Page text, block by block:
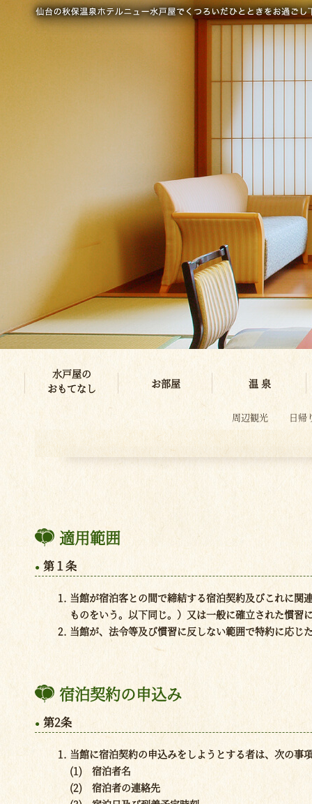
水戸屋の
おもてなし
お部屋 温 泉
周辺観光 日帰
適用範囲
第１条
当館が宿泊客との間で締結する宿泊契約及びこれに
ものをいう。以下同じ。）又は一般に確立された慣習
当館が、法令等及び慣習に反しない範囲で特約に応じ
宿泊契約の申込み
第2条
当館に宿泊契約の申込みをしようとする者は、次の事
(1) 宿泊者名
(2) 宿泊者の連絡先